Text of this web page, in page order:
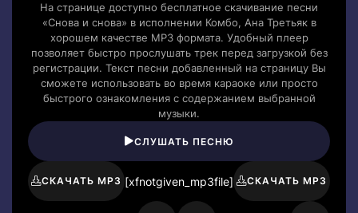
На странице доступно бесплатное скачивание песни
«Снова и снова» в исполнении Комбо, Ана Третьяк в
хорошем качестве MP3 формата. Удобный плеер
позволяет быстро прослушать трек перед загрузкой без
регистрации. Текст песни добавленный на страницу Вы
сможете использовать во время караоке или просто
быстрого ознакомления с содержанием выбранной
музыки.
СЛУШАТЬ ПЕСНЮ
СКАЧАТЬ MP3 [xfnotgiven_mp3file] СКАЧАТЬ MP3